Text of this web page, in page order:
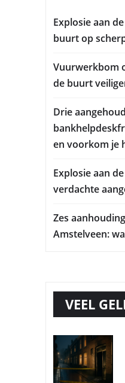
Explosie aan
buurt op
Vuurwerkbom
de buurt
Drie
en voorkom je
Explosie aan
verdachte
Zes
Amstelveen:
VEEL